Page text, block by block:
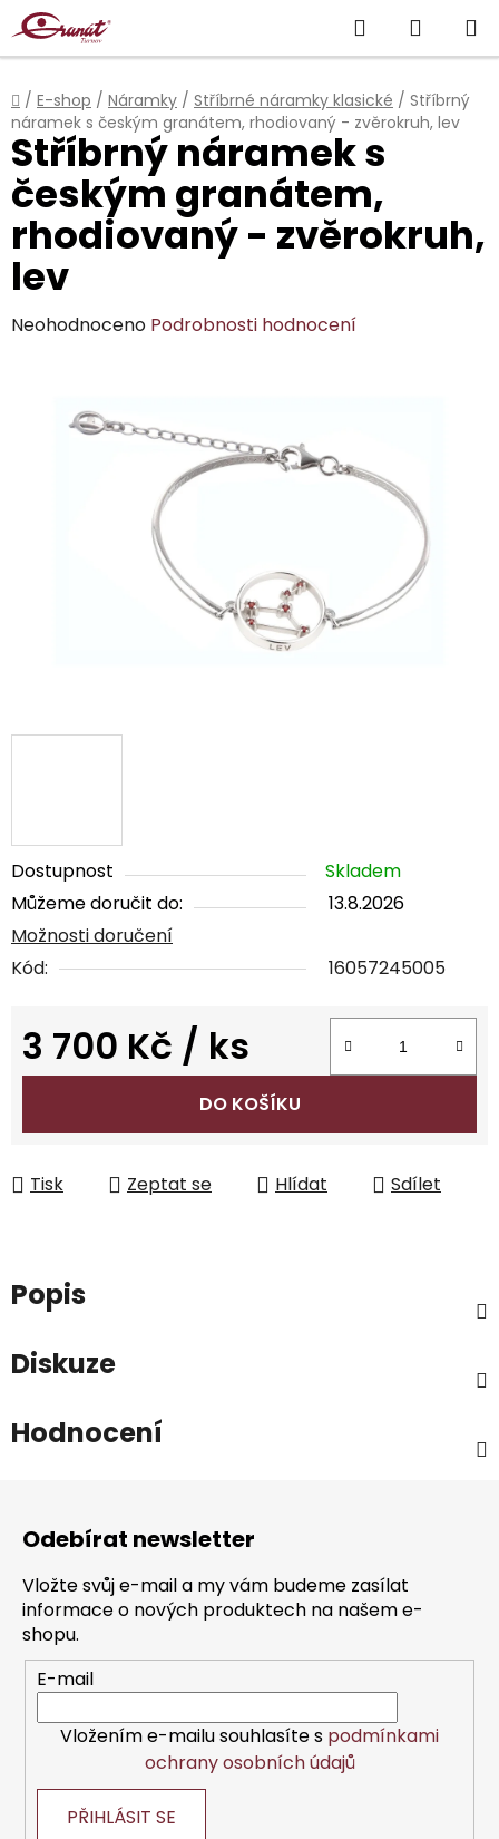
Přejít
na
obsah
Hledat
KOŠÍK
Domů
/ E-shop / Náramky / Stříbrné náramky klasické / Stříbrný
náramek s českým granátem, rhodiovaný - zvěrokruh, lev
Dostupnost
Skladem
Můžeme doručit do:
13.8.2026
Možnosti doručení
Kód:
16057245005
3 700 Kč / ks
Měrná cena:
DO KOŠÍKU
Tisk Zeptat se Hlídat Sdílet
Stříbrný náramek s
českým granátem,
rhodiovaný - zvěrokruh,
lev
Průměrné
Neohodnoceno Podrobnosti hodnocení
Popis
Diskuze
Hodnocení
Odebírat newsletter
Vložte svůj e-mail a my vám budeme zasílat
informace o nových produktech na našem e-
shopu.
E-mail
Vložením e-mailu souhlasíte s podmínkami
ochrany osobních údajů
PŘIHLÁSIT SE